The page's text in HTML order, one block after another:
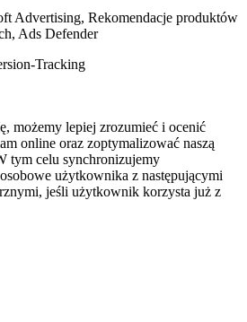
Advertising, Rekomendacje produktów
Ads Defender
Tracking
możemy lepiej zrozumieć i ocenić
online oraz zoptymalizować naszą
tym celu synchronizujemy
użytkownika z następującymi
jeśli użytkownik korzysta już z